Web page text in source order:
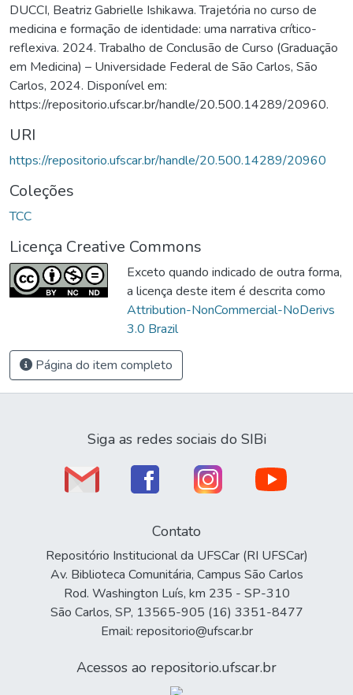
DUCCI, Beatriz Gabrielle Ishikawa. Trajetória no curso de
medicina e formação de identidade: uma narrativa crítico-
reflexiva. 2024. Trabalho de Conclusão de Curso (Graduação
em Medicina) – Universidade Federal de São Carlos, São
Carlos, 2024. Disponível em:
https://repositorio.ufscar.br/handle/20.500.14289/20960.
URI
https://repositorio.ufscar.br/handle/20.500.14289/20960
Coleções
TCC
Licença Creative Commons
Exceto quando indicado de outra forma,
a licença deste item é descrita como
Attribution-NonCommercial-NoDerivs
3.0 Brazil
Página do item completo
Siga as redes sociais do SIBi
Contato
Repositório Institucional da UFSCar (RI UFSCar)
Av. Biblioteca Comunitária, Campus São Carlos
Rod. Washington Luís, km 235 - SP-310
São Carlos, SP, 13565-905 (16) 3351-8477
Email: repositorio@ufscar.br
Acessos ao repositorio.ufscar.br